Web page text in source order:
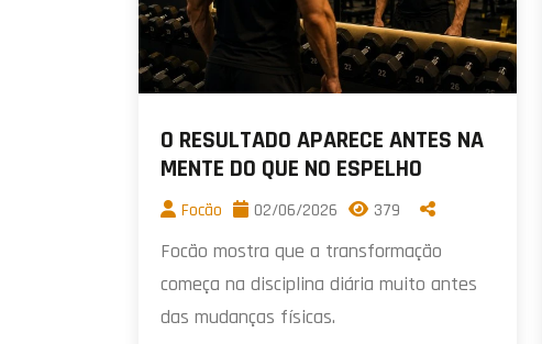
O RESULTADO APARECE ANTES NA
MENTE DO QUE NO ESPELHO
Focão 02/06/2026 379
Focão mostra que a transformação
começa na disciplina diária muito antes
das mudanças físicas.